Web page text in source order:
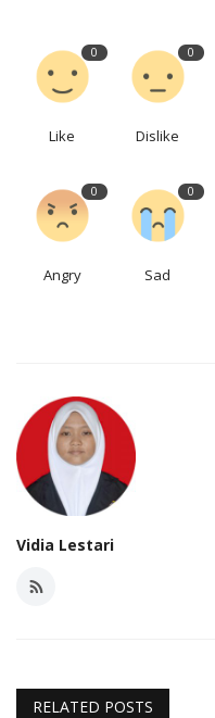
0
Like
0
Dislike
0
Angry
0
Sad
Vidia Lestari
RELATED POSTS